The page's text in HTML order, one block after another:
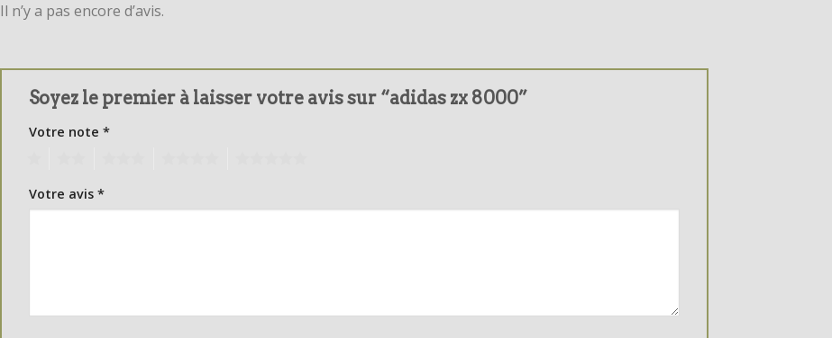
Il n’y a pas encore d’avis.
Soyez le premier à laisser votre avis sur “adidas zx 8000”
Votre note *
Votre avis *